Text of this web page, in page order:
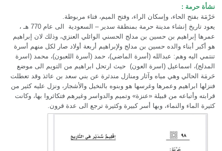
نشأة حرمة :
حَرْمَة بفتح الحاء، وإسكان الراء، وفتح الميم، فتاء مربوطة.
يعود تاريخ إنشاء مدينة حرمة بمنطقة سدير – السعودية الى عام 770 هـ ،
عمرها إبراهيم بن حسين بن مدلج الحسني الوائلي العنزي، وذلك لان إبراهيم
هو أكبر أبناء والده حسين بن مدلج ولإبراهيم أربعة أولاد صار لكل منهم أسرة
تنتمي اليه وهم: عبدالله (أسرة الماضي)، حمد (أسرة اللعبون)، محمد (اسرة
المدلج)، اسماعيل (اسرة العون) حيث ارتحل ابراهيم من التويم الى موضع
حَرمَة الحالي وهي مياه وآثار ومنازل مندثرة عن بني سعد بن عائذ وقد تعطلت
فنزلها ابراهيم وعمرها وغرسها هو وبنوه بالنخيل والأشجار، ونزل عليه كثير من
قرابته وأتباعه من قبيلة «عنزة» وتميم والدواسر وغيرهم فتكاثروا بها، وكانت
كثيرة الماء والنماء، وبها أسر كبيرة وكثيرة ترجع الى عدة قرون.